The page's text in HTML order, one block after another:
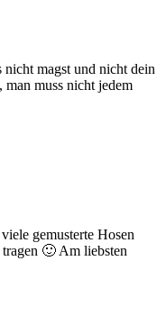
magst und nicht dein
muss nicht jedem
gemusterte Hosen
🙂 Am liebsten